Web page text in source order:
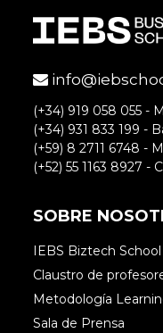
(+34) 919 058 055 -
(+34) 931 833 199 -
(+59) 8 2711 6748 -
(+52) 55 1163 8927 -
SOBRE
IEBS Biztech School
Claustro de
Metodología
Sala de Prensa